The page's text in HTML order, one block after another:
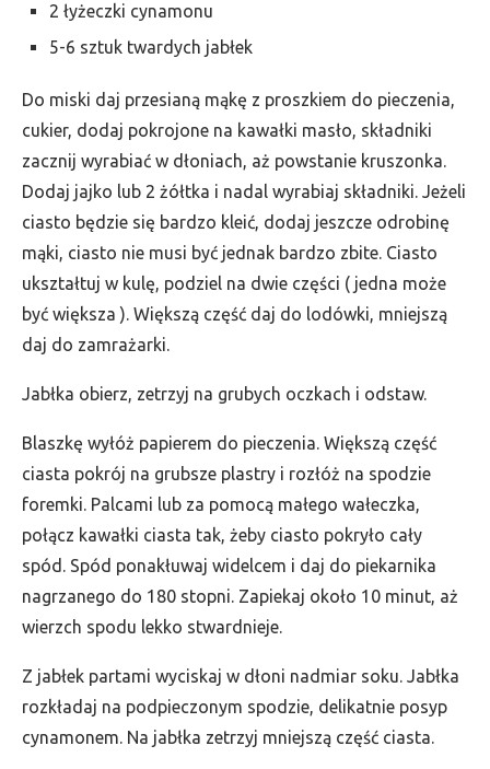
2 łyżeczki cynamonu
5-6 sztuk twardych jabłek
Do miski daj przesianą mąkę z proszkiem do pieczenia,
cukier, dodaj pokrojone na kawałki masło, składniki
zacznij wyrabiać w dłoniach, aż powstanie kruszonka.
Dodaj jajko lub 2 żółtka i nadal wyrabiaj składniki. Jeżeli
ciasto będzie się bardzo kleić, dodaj jeszcze odrobinę
mąki, ciasto nie musi być jednak bardzo zbite. Ciasto
ukształtuj w kulę, podziel na dwie części ( jedna może
być większa ). Większą część daj do lodówki, mniejszą
daj do zamrażarki.
Jabłka obierz, zetrzyj na grubych oczkach i odstaw.
Blaszkę wyłóż papierem do pieczenia. Większą część
ciasta pokrój na grubsze plastry i rozłóż na spodzie
foremki. Palcami lub za pomocą małego wałeczka,
połącz kawałki ciasta tak, żeby ciasto pokryło cały
spód. Spód ponakłuwaj widelcem i daj do piekarnika
nagrzanego do 180 stopni. Zapiekaj około 10 minut, aż
wierzch spodu lekko stwardnieje.
Z jabłek partami wyciskaj w dłoni nadmiar soku. Jabłka
rozkładaj na podpieczonym spodzie, delikatnie posyp
cynamonem. Na jabłka zetrzyj mniejszą część ciasta.